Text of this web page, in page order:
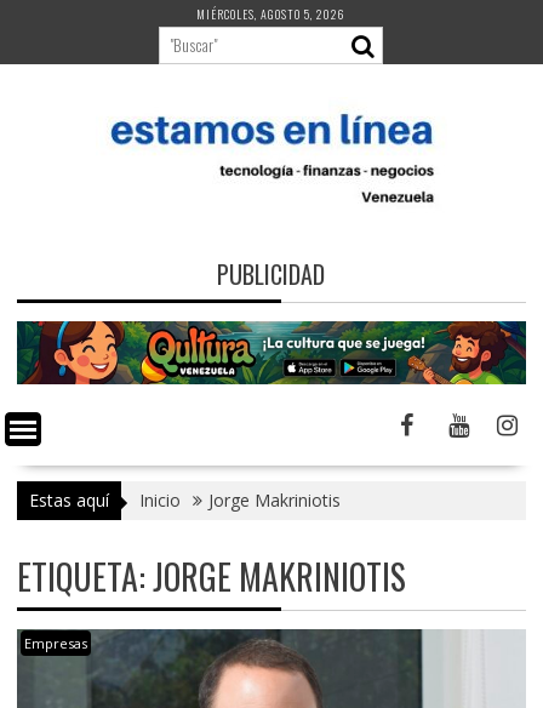
contenido
MIÉRCOLES, AGOSTO 5, 2026
PUBLICIDAD
Estas aquí Inicio Jorge Makriniotis
ETIQUETA:JORGE MAKRINIOTIS
Empresas